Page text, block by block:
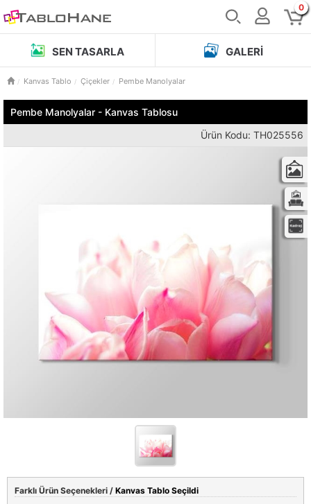
0
SEN TASARLA GALERI
Kanvas Tablo Çiçekler Pembe Manolyalar
Pembe Manolyalar - Kanvas Tablosu
Ürün Kodu: TH025556
Farklı Ürün Seçenekleri / Kanvas Tablo Seçildi